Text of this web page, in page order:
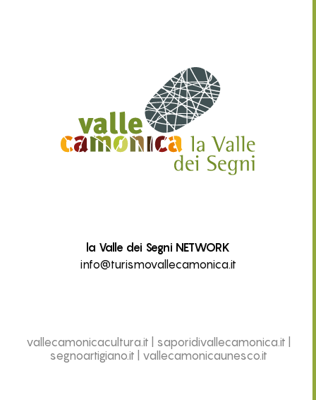
la Valle dei Segni NETWORK
info@turismovallecamonica.it
vallecamonicacultura.it saporidivallecamonica.it
segnoartigiano.it
vallecamonicaunesco.it